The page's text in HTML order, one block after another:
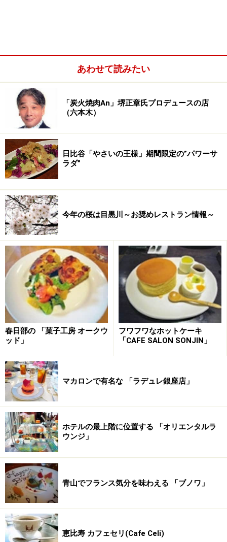
あわせて読みたい
「炭火焼肉An」堺正章氏プロデュースの店
（六本木）
日比谷「やさいの王様」期間限定の”パワーサ
ラダ”
今年の桜は目黒川～お奨めレストラン情報～
春日部の 「菓子工房 オークウ
ッド」
フワフワなホットケーキ
「CAFE SALON SONJIN」
マカロンで有名な 「ラデュレ銀座店」
ホテルの最上階に位置する 「オリエンタルラ
ウンジ」
青山でフランス気分を味わえる 「ブノワ」
恵比寿 カフェセリ(Cafe Celi)